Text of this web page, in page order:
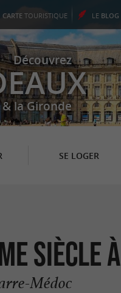
CARTE TOURISTIQUE LE BLOG
Découvrez
& la Gironde
SE LOGER
siècle
Médoc